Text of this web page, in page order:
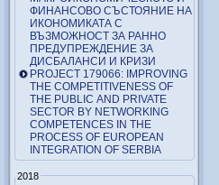
ФИНАНСОВО СЪСТОЯНИЕ НА
ИКОНОМИКАТА С
ВЪЗМОЖНОСТ ЗА РАННО
ПРЕДУПРЕЖДЕНИЕ ЗА
ДИСБАЛАНСИ И КРИЗИ
PROJECT 179066: IMPROVING
THE COMPETITIVENESS OF
THE PUBLIC AND PRIVATE
SECTOR BY NETWORKING
COMPETENCES IN THE
PROCESS OF EUROPEAN
INTEGRATION OF SERBIA
2018